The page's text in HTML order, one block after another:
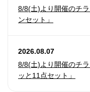
8/8(土)より開催のチ
ンセット」
2026.08.07
8/8(土)より開催のチ
ッと11点セット」